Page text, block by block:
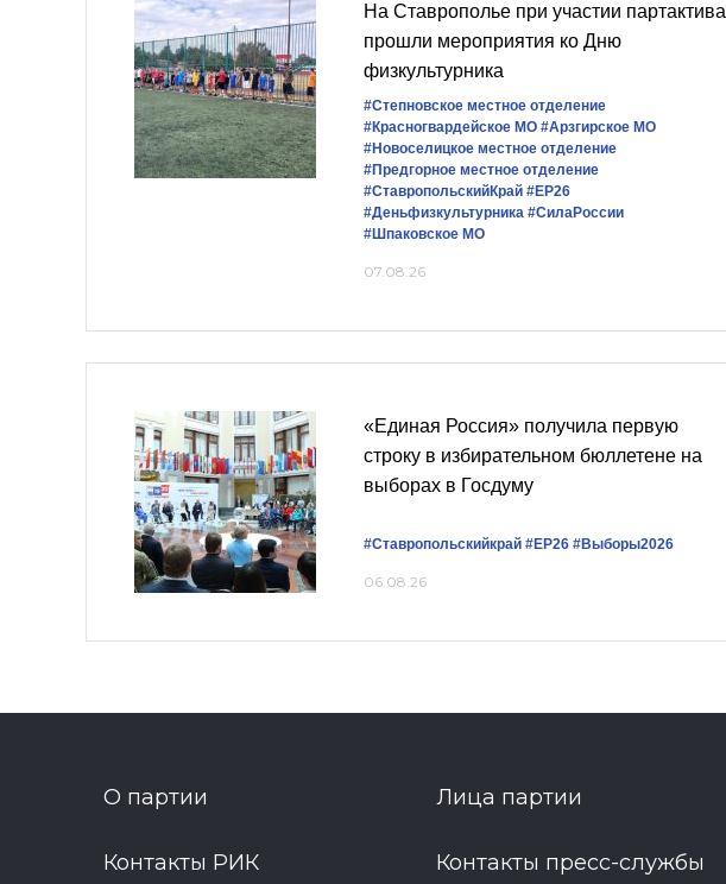
На Ставрополье при участии партактива
прошли мероприятия ко Дню
физкультурника
#Степновское местное отделение
#Красногвардейское МО #Арзгирское МО
#Новоселицкое местное отделение
#Предгорное местное отделение
#СтавропольскийКрай #ЕР26
#Деньфизкультурника #СилаРоссии
#Шпаковское МО
07.08.26
«Единая Россия» получила первую
строку в избирательном бюллетене на
выборах в Госдуму
#Ставропольскийкрай #ЕР26 #Выборы2026
06.08.26
О партии Лица партии
Контакты РИК Контакты пресс-службы